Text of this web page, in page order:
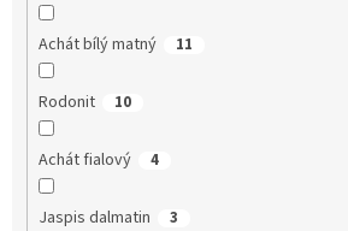
Achát bílý matný 11
Rodonit 10
Achát fialový 4
Jaspis dalmatin 3